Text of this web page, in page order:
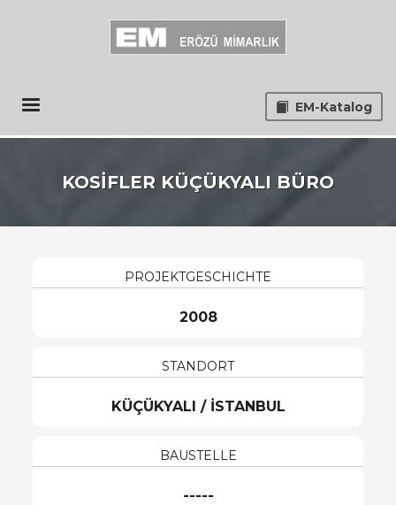
EM-Katalog
KOSİFLER KÜÇÜKYALI BÜRO
PROJEKTGESCHICHTE
2008
STANDORT
KÜÇÜKYALI / İSTANBUL
BAUSTELLE
-----